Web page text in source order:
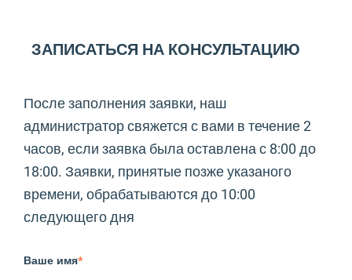
ЗАПИСАТЬСЯ НА КОНСУЛЬТАЦИЮ
После заполнения заявки, наш
администратор свяжется с вами в течение 2
часов, если заявка была оставлена с 8:00 до
18:00. Заявки, принятые позже указаного
времени, обрабатываются до 10:00
следующего дня
Ваше имя*